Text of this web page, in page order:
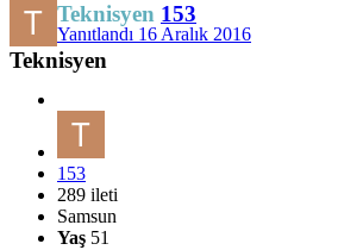
Teknisyen 153
Yanıtlandı 16 Aralık 2016
Teknisyen
153
289 ileti
Samsun
Yaş 51